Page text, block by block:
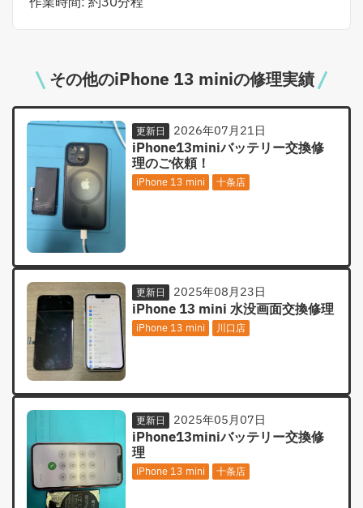
その他のiPhone 13 miniの修理実績
更新日 2026年07月21日
iPhone13miniバッテリー交換修
理のご依頼！
iPhone 13 mini 十条店
更新日 2025年08月23日
iPhone 13 mini 水没画面交換修理
iPhone 13 mini 川口店
更新日 2025年05月07日
iPhone13miniバッテリー交換修
理
iPhone 13 mini 十条店